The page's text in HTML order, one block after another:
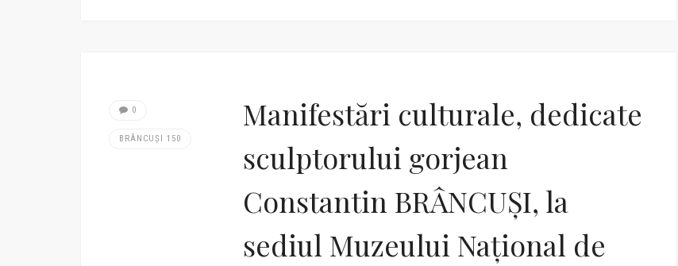
0
BRÂNCUȘI 150
Manifestări culturale, dedicate
sculptorului gorjean
Constantin BRÂNCUȘI, la
sediul Muzeului Național de